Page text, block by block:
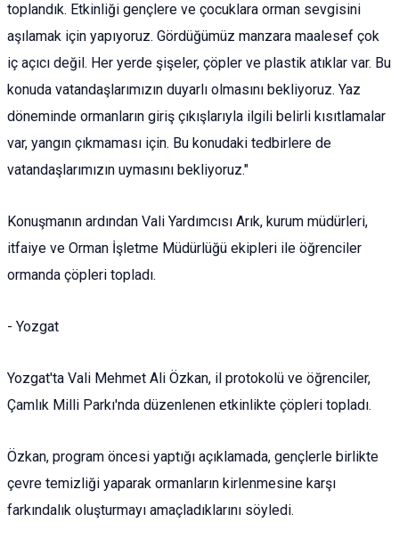
toplandık. Etkinliği gençlere ve çocuklara orman sevgisini
aşılamak için yapıyoruz. Gördüğümüz manzara maalesef çok
iç açıcı değil. Her yerde şişeler, çöpler ve plastik atıklar var. Bu
konuda vatandaşlarımızın duyarlı olmasını bekliyoruz. Yaz
döneminde ormanların giriş çıkışlarıyla ilgili belirli kısıtlamalar
var, yangın çıkmaması için. Bu konudaki tedbirlere de
vatandaşlarımızın uymasını bekliyoruz."
Konuşmanın ardından Vali Yardımcısı Arık, kurum müdürleri,
itfaiye ve Orman İşletme Müdürlüğü ekipleri ile öğrenciler
ormanda çöpleri topladı.
- Yozgat
Yozgat'ta Vali Mehmet Ali Özkan, il protokolü ve öğrenciler,
Çamlık Milli Parkı'nda düzenlenen etkinlikte çöpleri topladı.
Özkan, program öncesi yaptığı açıklamada, gençlerle birlikte
çevre temizliği yaparak ormanların kirlenmesine karşı
farkındalık oluşturmayı amaçladıklarını söyledi.